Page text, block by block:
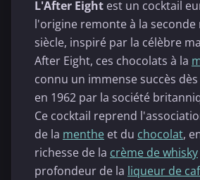
L'After Eight est un cocktail
l'origine remonte à la seconde
siècle, inspiré par la célèbre
After Eight, ces chocolats à la
connu un immense succès
en 1962 par la société
Ce cocktail reprend
de la menthe et du chocolat,
richesse de la crème de whisky
profondeur de la liqueur de